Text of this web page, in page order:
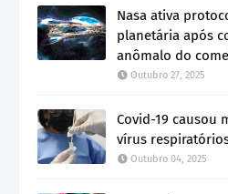
Nasa ativa
planetária após
anômalo do
Outubro 27, 2025
Covid-19 causou
vírus
Outubro 04, 2025